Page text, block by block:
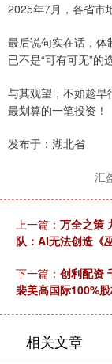
2025年7月，各省市
最后说句实在话，
已不是“可有可无”的
与其观望，不如趁
最划算的一笔投资！
发布于：湖北省
汇
上一篇： 万全之策
队：AI无法创造《
下一篇： 创利配资
裴美高国际100%
相关文章